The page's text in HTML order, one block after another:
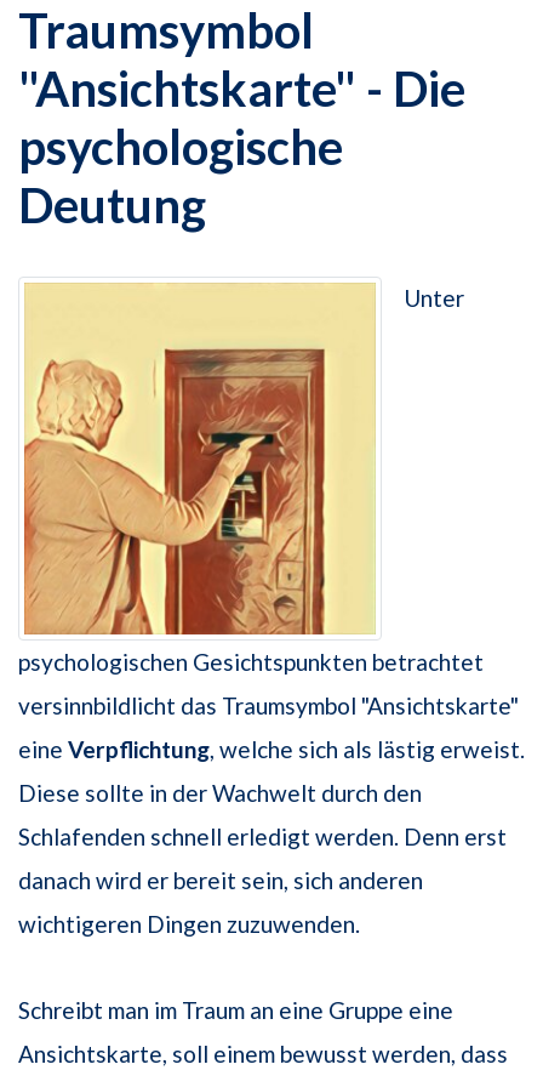
Traumsymbol
"Ansichtskarte" - Die
psychologische
Deutung
Unter
psychologischen Gesichtspunkten betrachtet
versinnbildlicht das Traumsymbol "Ansichtskarte"
eine Verpflichtung, welche sich als lästig erweist.
Diese sollte in der Wachwelt durch den
Schlafenden schnell erledigt werden. Denn erst
danach wird er bereit sein, sich anderen
wichtigeren Dingen zuzuwenden.
Schreibt man im Traum an eine Gruppe eine
Ansichtskarte, soll einem bewusst werden, dass